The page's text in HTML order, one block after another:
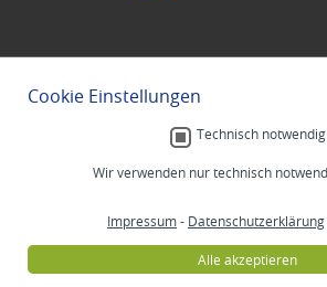
Cookie Einstellungen
Technisch notwendig
Wir verwenden nur technisch
Impressum- Datenschutzerklärung
Alle akzeptieren